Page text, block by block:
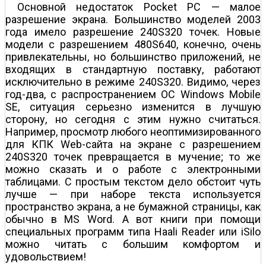
Основной недостаток Pocket PC — малое
разрешение экрана. Большинство моделей 2003
года имело разрешение 240Ѕ320 точек. Новые
модели с разрешением 480Ѕ640, конечно, очень
привлекательны, но большинство приложений, не
входящих в стандартную поставку, работают
исключительно в режиме 240Ѕ320. Видимо, через
год-два, с распространением ОС Windows Mobile
SE, ситуация серьезно изменится в лучшую
сторону, но сегодня с этим нужно считаться.
Например, просмотр любого неоптимизированного
для КПК Web-сайта на экране с разрешением
240Ѕ320 точек превращается в мучение; то же
можно сказать и о работе с электронными
таблицами. С простым текстом дело обстоит чуть
лучше — при наборе текста используется
пространство экрана, а не бумажной страницы, как
обычно в MS Word. А вот книги при помощи
специальных программ типа Haali Reader или iSilo
можно читать с большим комфортом и
удовольствием!